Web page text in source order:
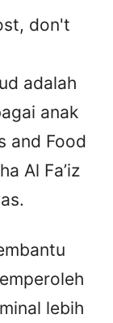
don't
adalah
anak
and Food
Al Fa’iz
lebih